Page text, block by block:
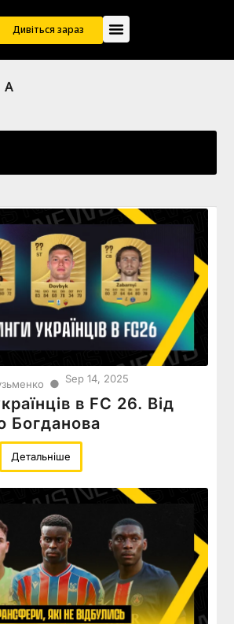
Дивіться зараз
А
● Sep 14, 2025
в FC 26. Від
Богданова
Детальніше